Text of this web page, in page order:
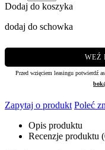
Dodaj do koszyka
dodaj do schowka
WEŹ
Przed wzięciem leasingu potwierdź
Zapytaj o produkt Poleć
Opis produktu
Recenzje produktu